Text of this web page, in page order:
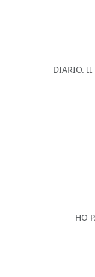
DIARIO. II
HO